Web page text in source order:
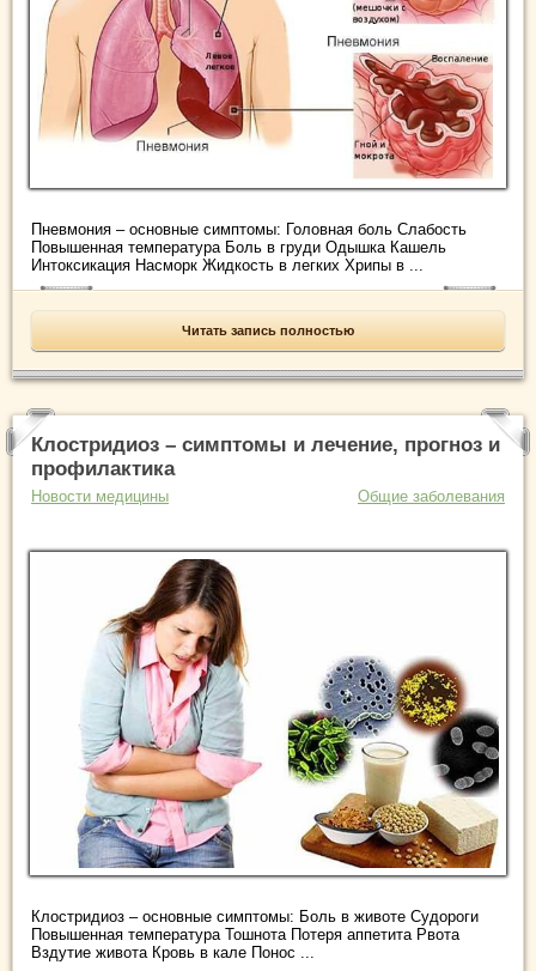
Пневмония – основные симптомы: Головная боль Слабость
Повышенная температура Боль в груди Одышка Кашель
Интоксикация Насморк Жидкость в легких Хрипы в ...
Читать запись полностью
Клостридиоз – симптомы и лечение, прогноз и
профилактика
Новости медицины Общие заболевания
Клостридиоз – основные симптомы: Боль в животе Судороги
Повышенная температура Тошнота Потеря аппетита Рвота
Вздутие живота Кровь в кале Понос ...